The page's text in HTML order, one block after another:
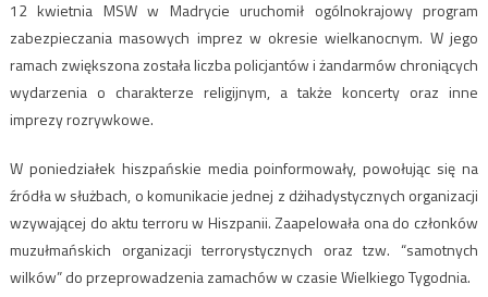
12 kwietnia MSW w Madrycie uruchomił ogólnokrajowy program
zabezpieczania masowych imprez w okresie wielkanocnym. W jego
ramach zwiększona została liczba policjantów i żandarmów chroniących
wydarzenia o charakterze religijnym, a także koncerty oraz inne
imprezy rozrywkowe.
W poniedziałek hiszpańskie media poinformowały, powołując się na
źródła w służbach, o komunikacie jednej z dżihadystycznych organizacji
wzywającej do aktu terroru w Hiszpanii. Zaapelowała ona do członków
muzułmańskich organizacji terrorystycznych oraz tzw. “samotnych
wilków” do przeprowadzenia zamachów w czasie Wielkiego Tygodnia.